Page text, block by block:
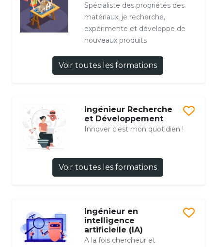
Spécialiste des propriétés des
matériaux, je recherche,
expérimente et développe de
nouveaux produits
Voir toutes les formations
Ingénieur Recherche
et Développement
Innover c'est mon quotidien !
Voir toutes les formations
Ingénieur en
intelligence
artificielle (IA)
A la fois chercheur et